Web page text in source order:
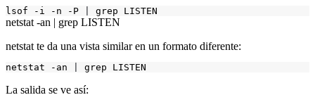
lsof -i -n -P
netstat -an | grep LISTEN
netstat te da una vista similar en un formato diferente:
netstat -an
La salida se ve así: